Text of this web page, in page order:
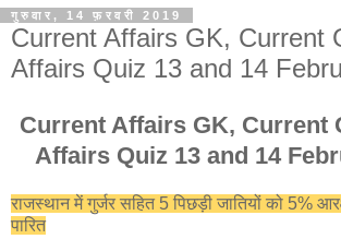
गुरुवार, 14 फ़रवरी 2019
Current Affairs GK, Current
Affairs Quiz 13 and 14
Current Affairs GK, Current
Affairs Quiz 13 and 14
राजस्थान में गुर्जर सहित 5 पिछड़ी जातियों को 5%
पारित